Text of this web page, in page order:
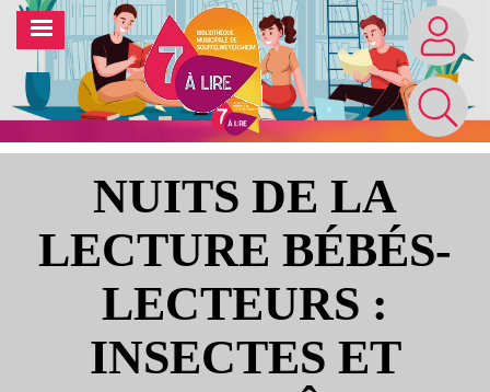
Aller
contenu
principal
MENU
NUITS DE LA
LECTURE BÉBÉS-
LECTEURS :
INSECTES ET